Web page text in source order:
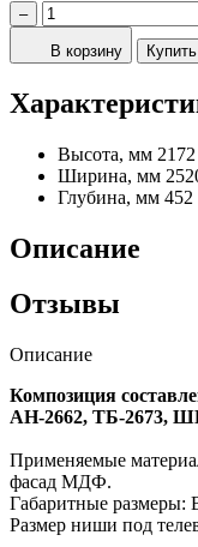
–
В корзину
Высота, мм 2172
Ширина, мм
Глубина, мм 452
Описание
Отзывы
Описание
Композиция
АН-2662, ТБ-2673,
Применяемые
фасад МДФ.
Габаритные
Размер ниши под